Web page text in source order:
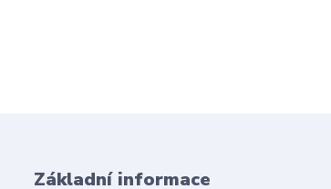
Základní informace